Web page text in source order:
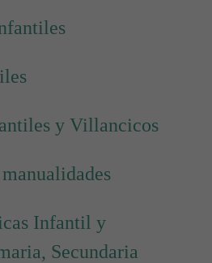
y Villancicos
Infantil y
Secundaria